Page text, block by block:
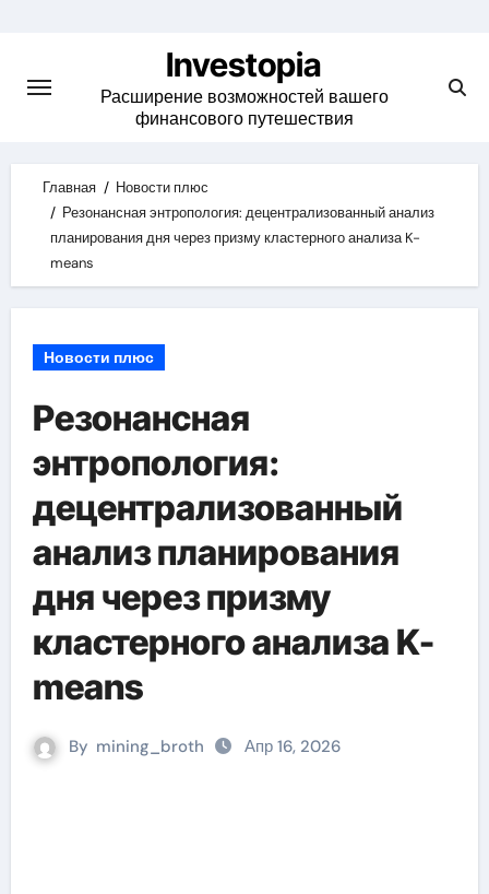
content
Investopia
Расширение возможностей вашего
финансового путешествия
Главная
Новости плюс
Резонансная энтропология: децентрализованный анализ
планирования дня через призму кластерного анализа K-
means
Новости плюс
Резонансная
энтропология:
децентрализованный
анализ планирования
дня через призму
кластерного анализа K-
means
By mining_broth Апр 16, 2026